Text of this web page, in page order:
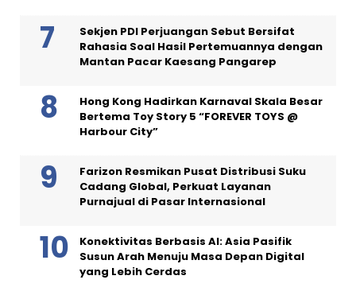
Sekjen PDI Perjuangan Sebut Bersifat
Rahasia Soal Hasil Pertemuannya dengan
Mantan Pacar Kaesang Pangarep
Hong Kong Hadirkan Karnaval Skala Besar
Bertema Toy Story 5 “FOREVER TOYS @
Harbour City”
Farizon Resmikan Pusat Distribusi Suku
Cadang Global, Perkuat Layanan
Purnajual di Pasar Internasional
Konektivitas Berbasis AI: Asia Pasifik
Susun Arah Menuju Masa Depan Digital
yang Lebih Cerdas